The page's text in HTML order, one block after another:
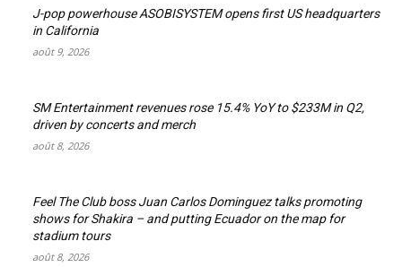
J-pop powerhouse ASOBISYSTEM opens first US headquarters
in California
août 9, 2026
SM Entertainment revenues rose 15.4% YoY to $233M in Q2,
driven by concerts and merch
août 8, 2026
Feel The Club boss Juan Carlos Dominguez talks promoting
shows for Shakira – and putting Ecuador on the map for
stadium tours
août 8, 2026